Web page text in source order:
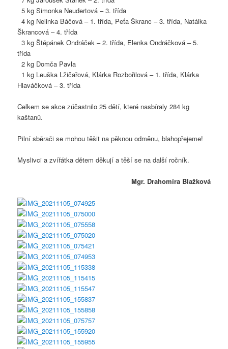
5 kg Simonka Neudertová – 3. třída
4 kg Nelinka Báčová – 1. třída, Peťa Škranc – 3. třída, Natálka
Škrancová – 4. třída
3 kg Štěpánek Ondráček – 2. třída, Elenka Ondráčková – 5.
třída
2 kg Domča Pavla
1 kg Leuška Lžičařová, Klárka Rozbořilová – 1. třída, Klárka
Hlaváčková – 3. třída
Celkem se akce zúčastnilo 25 dětí, které nasbíraly 284 kg
kaštanů.
Pilní sběrači se mohou těšit na pěknou odměnu, blahopřejeme!
Myslivci a zvířátka dětem děkují a těší se na další ročník.
Mgr. Drahomíra Blažková